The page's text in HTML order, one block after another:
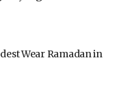
Wear Ramadan in